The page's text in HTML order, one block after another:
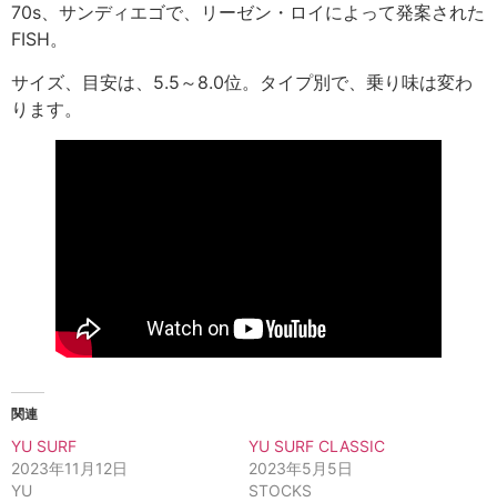
70s、サンディエゴで、リーゼン・ロイによって発案された
FISH。
サイズ、目安は、5.5～8.0位。タイプ別で、乗り味は変わ
ります。
関連
YU SURF
2023年11月12日
YU
YU SURF CLASSIC
2023年5月5日
STOCKS